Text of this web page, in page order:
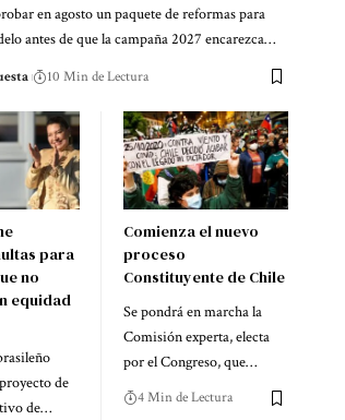
en agosto un paquete de reformas para
antes de que la campaña 2027 encarezca…
10 Min de Lectura
para
no
equidad
de
de…
Comienza el nuevo
proceso
Constituyente de Chile
Se pondrá en marcha la
Comisión experta, electa
por el Congreso, que…
4 Min de Lectura